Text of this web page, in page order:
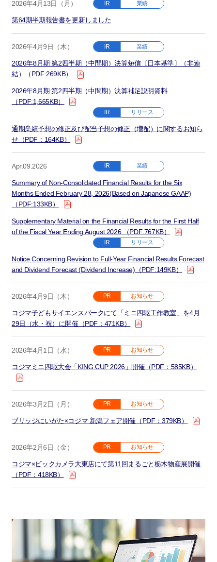
2026年4月13日（月） IR 業績
第64期半期報告書を更新しました
2026年4月9日（木） IR 業績
2026年8月期 第2四半期（中間期）決算短信〔日本基準〕（非連
結）（PDF:269KB）
2026年8月期 第2四半期（中間期）決算補足説明資料
（PDF:1,665KB）
IR リリース
通期業績予想の修正及び配当予想の修正（増配）に関するお知ら
せ（PDF：164KB）
Apr.09.2026 IR 業績
Summary of Non-Consolidated Financial Results for the Six
Months Ended February 28, 2026(Based on Japanese GAAP)
（PDF:133KB）
Supplementary Material on the Financial Results for the First Half
of the Fiscal Year Ending August 2026 （PDF:767KB）
IR リリース
Notice Concerning Revision to Full-Year Financial Results Forecast
and Dividend Forecast (Dividend Increase)（PDF:149KB）
2026年4月9日（木） PR お知らせ
コジマ子どもサイエンスパークにて「ミニ四駆工作教室」を4月
29日（水・祝）に開催（PDF：471KB）
2026年4月1日（水） PR お知らせ
コジマミニ四駆大会「KING CUP 2026」開催（PDF：585KB）
2026年3月2日（月） PR お知らせ
ブリッジにいがた×コジマ 新潟フェア開催（PDF：379KB）
2026年2月6日（金） PR お知らせ
コジマ×ビックカメラ大東店にて第11回まるごと栃木物産展開催
（PDF：418KB）